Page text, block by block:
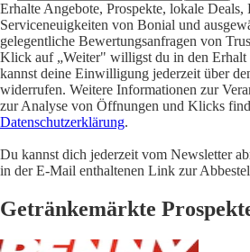
Erhalte Angebote, Prospekte, lokale Deals,
Serviceneuigkeiten von Bonial und
gelegentliche Bewertungsanfragen von
Klick auf „Weiter" willigst du in den Erhalt
kannst deine Einwilligung jederzeit über
widerrufen. Weitere Informationen zur
zur Analyse von Öffnungen und Klicks
Datenschutzerklärung.
Du kannst dich jederzeit vom Newsletter
in der E-Mail enthaltenen Link zur
Getränkemärkte